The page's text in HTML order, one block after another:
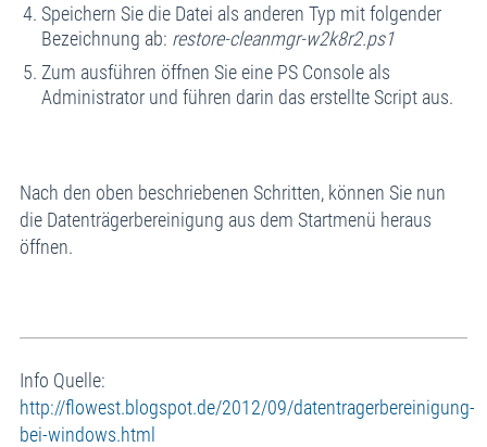
Speichern Sie die Datei als anderen Typ mit folgender
Bezeichnung ab: restore-cleanmgr-w2k8r2.ps1
Zum ausführen öffnen Sie eine PS Console als
Administrator und führen darin das erstellte Script aus.
Nach den oben beschriebenen Schritten, können Sie nun
die Datenträgerbereinigung aus dem Startmenü heraus
öffnen.
Info Quelle:
http://flowest.blogspot.de/2012/09/datentragerbereinigung-
bei-windows.html